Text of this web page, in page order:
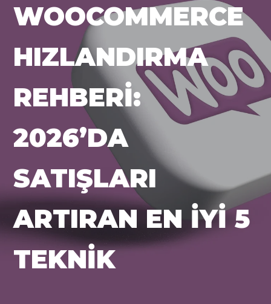
WOOCOMMERCE
HIZLANDIRMA
REHBERI:
2026’DA
SATIŞLARI
ARTIRAN EN İYI 5
TEKNIK